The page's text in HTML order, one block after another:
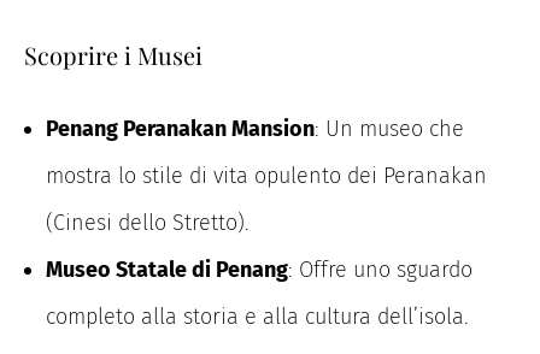
Scoprire i Musei
Penang Peranakan Mansion: Un museo che
mostra lo stile di vita opulento dei Peranakan
(Cinesi dello Stretto).
Museo Statale di Penang: Offre uno sguardo
completo alla storia e alla cultura dell’isola.